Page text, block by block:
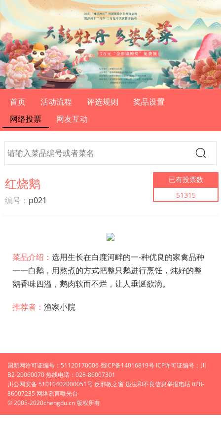
首页 活动流程 评选规则
奖品设置
网络投票
网友互动

红烧鹅
编号： p021
已有投票数
51315
菜品介绍： 选用生长在白鹿河畔的一-种优良的家禽品种
一一白鹅，用熬煮的方式把整只鹅进行烹饪，炖好的整
鹅香味四溢，鹅肉软而不烂，让人垂涎欲滴。
推荐者： 渔家小院
国新网许可证编号：51120170006 蜀ICP备14016819号 ICP许可证编号：川
B2-20060070 热线电话：028-86007301
川公网安备 51010402000051号 反邪教之窗 违法和不良信息举报电话 028-
86007235 网络谣言曝光台
© 2005-2020chengdu.cn 版权所有